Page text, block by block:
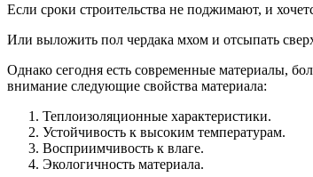
Если сроки строительства не поджимают, и
Или выложить пол чердака мхом и отсыпать
Однако сегодня есть современные материалы,
внимание следующие свойства материала:
Теплоизоляционные характеристики.
Устойчивость к высоким температурам.
Восприимчивость к влаге.
Экологичность материала.